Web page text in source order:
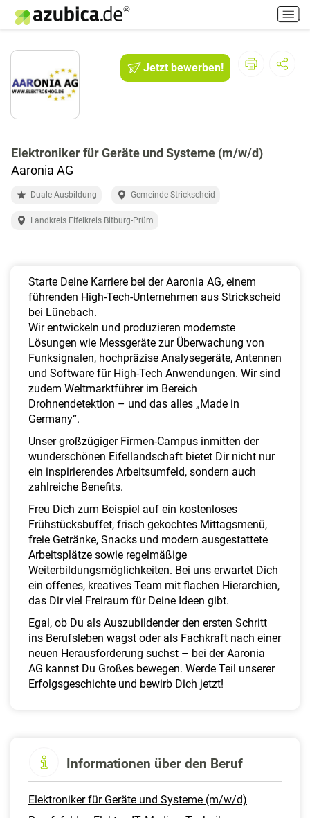
H
a
p
h
e
n
Jetzt bewerben!
Elektroniker für Geräte und Systeme (m/w/d)
Aaronia AG
Duale Ausbildung Gemeinde Strickscheid
Landkreis Eifelkreis Bitburg-Prüm
Starte Deine Karriere bei der Aaronia AG, einem
führenden High-Tech-Unternehmen aus Strickscheid
bei Lünebach.
Wir entwickeln und produzieren modernste
Lösungen wie Messgeräte zur Überwachung von
Funksignalen, hochpräzise Analysegeräte, Antennen
und Software für High-Tech Anwendungen. Wir sind
zudem Weltmarktführer im Bereich
Drohnendetektion – und das alles „Made in
Germany“.
Unser großzügiger Firmen-Campus inmitten der
wunderschönen Eifellandschaft bietet Dir nicht nur
ein inspirierendes Arbeitsumfeld, sondern auch
zahlreiche Benefits.
Freu Dich zum Beispiel auf ein kostenloses
Frühstücksbuffet, frisch gekochtes Mittagsmenü,
freie Getränke, Snacks und modern ausgestattete
Arbeitsplätze sowie regelmäßige
Weiterbildungsmöglichkeiten. Bei uns erwartet Dich
ein offenes, kreatives Team mit flachen Hierarchien,
das Dir viel Freiraum für Deine Ideen gibt.
Egal, ob Du als Auszubildender den ersten Schritt
ins Berufsleben wagst oder als Fachkraft nach einer
neuen Herausforderung suchst – bei der Aaronia
AG kannst Du Großes bewegen. Werde Teil unserer
Erfolgsgeschichte und bewirb Dich jetzt!
Informationen über den Beruf
Elektroniker für Geräte und Systeme (m/w/d)